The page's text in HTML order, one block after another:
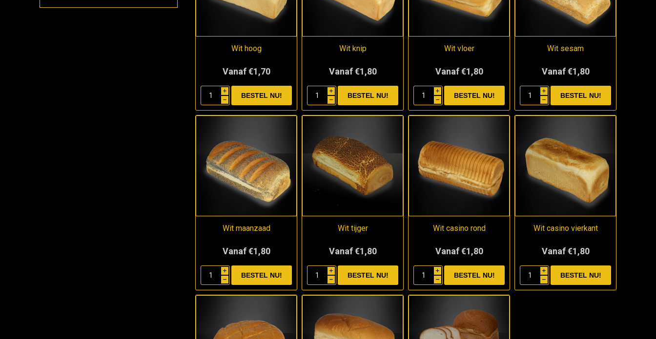
Wit hoog
Vanaf €1,70
i
h
Wit knip
Vanaf €1,80
i
h
Wit vloer
Vanaf €1,80
i
h
Wit sesam
Vanaf €1,80
i
h
Wit maanzaad
Vanaf €1,80
i
h
Wit tijger
Vanaf €1,80
i
h
Wit casino rond
Vanaf €1,80
i
h
Wit casino vierkant
Vanaf €1,80
i
h